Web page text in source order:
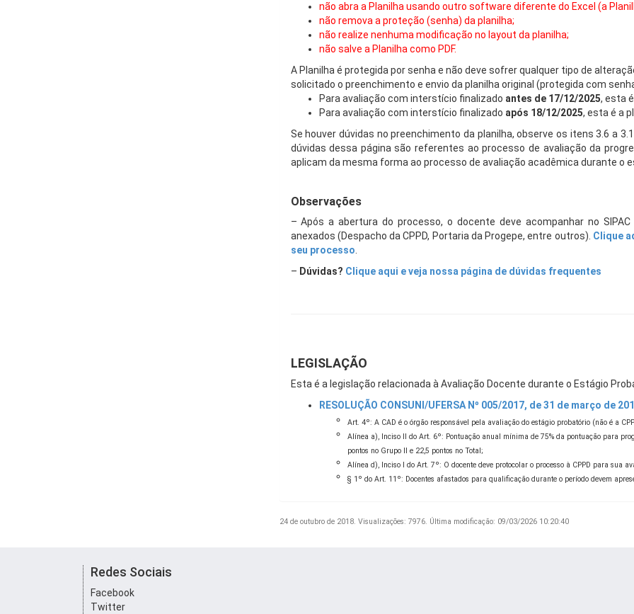
não abra a Planilha usando outro software diferente do Excel (a
não remova a proteção (senha) da planilha;
não realize nenhuma modificação no layout da planilha;
não salve a Planilha como PDF.
A Planilha é protegida por senha e não deve sofrer qualquer tipo de
solicitado o preenchimento e envio da planilha original (protegida com
Para avaliação com interstício finalizado antes de 17/12/2025, esta
Para avaliação com interstício finalizado após 18/12/2025, esta é a
Se houver dúvidas no preenchimento da planilha, observe os itens 3.6 a
dúvidas dessa página são referentes ao processo de avaliação da
aplicam da mesma forma ao processo de avaliação acadêmica durante o
Observações
– Após a abertura do processo, o docente deve acompanhar no
anexados (Despacho da CPPD, Portaria da Progepe, entre outros). Clique
seu processo
– Dúvidas? Clique aqui e veja nossa página de dúvidas frequentes
LEGISLAÇÃO
Esta é a legislação relacionada à Avaliação Docente durante o Estágio
RESOLUÇÃO CONSUNI/UFERSA Nº 005/2017, de 31 de março de
Art. 4º: A CAD é o órgão responsável pela avaliação do estágio probatório (não é a
Alínea a), Inciso II do Art. 6º: Pontuação anual mínima de 75% da pontuação para
pontos no Grupo II e 22,5 pontos no Total;
Alínea d), Inciso I do Art. 7º: O docente deve protocolar o processo à CPPD para sua
§ 1º do Art. 11º: Docentes afastados para qualificação durante o período devem
24 de outubro de 2018. Visualizações: 7976. Última modificação: 09/03/2026 10:20:40
Redes Sociais
Facebook
Twitter